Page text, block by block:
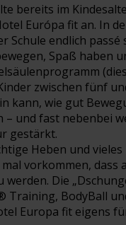
bereits im
Európa fit an. In
Schule endlich passé
Spaß haben
zwischen fünf
kann, wie gut
– und fast nebenbei
gestärkt.
Heben und
vorkommen, dass
Die
Training, BodyBall
Europa fit eigens